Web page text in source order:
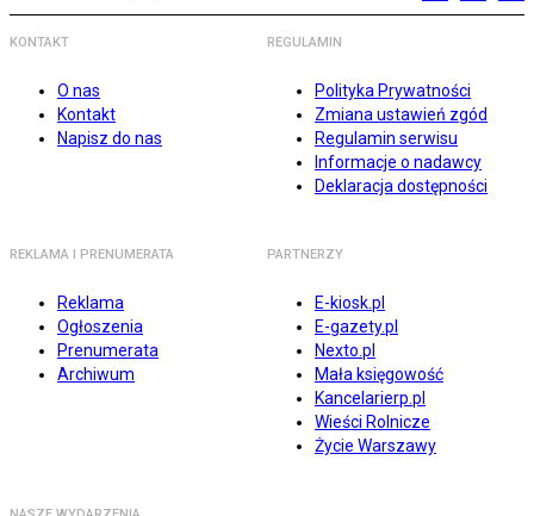
KONTAKT
O nas
Kontakt
Napisz do nas
REGULAMIN
Polityka Prywatności
Zmiana ustawień zgód
Regulamin serwisu
Informacje o nadawcy
Deklaracja dostępności
REKLAMA I PRENUMERATA
Reklama
Ogłoszenia
Prenumerata
Archiwum
PARTNERZY
E-kiosk.pl
E-gazety.pl
Nexto.pl
Mała księgowość
Kancelarierp.pl
Wieści Rolnicze
Życie Warszawy